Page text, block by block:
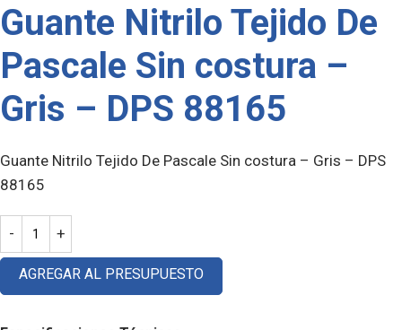
Guante Nitrilo Tejido De
Pascale Sin costura –
Gris – DPS 88165
Guante Nitrilo Tejido De Pascale Sin costura – Gris – DPS
88165
AGREGAR AL PRESUPUESTO